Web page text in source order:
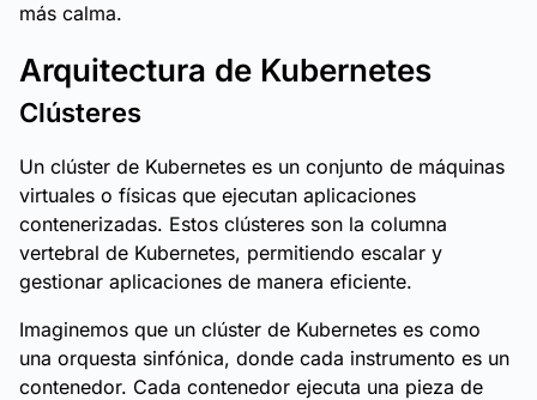
más calma.
Arquitectura de Kubernetes
Clústeres
Un clúster de Kubernetes es un conjunto de máquinas
virtuales o físicas que ejecutan aplicaciones
contenerizadas. Estos clústeres son la columna
vertebral de Kubernetes, permitiendo escalar y
gestionar aplicaciones de manera eficiente.
Imaginemos que un clúster de Kubernetes es como
una orquesta sinfónica, donde cada instrumento es un
contenedor. Cada contenedor ejecuta una pieza de